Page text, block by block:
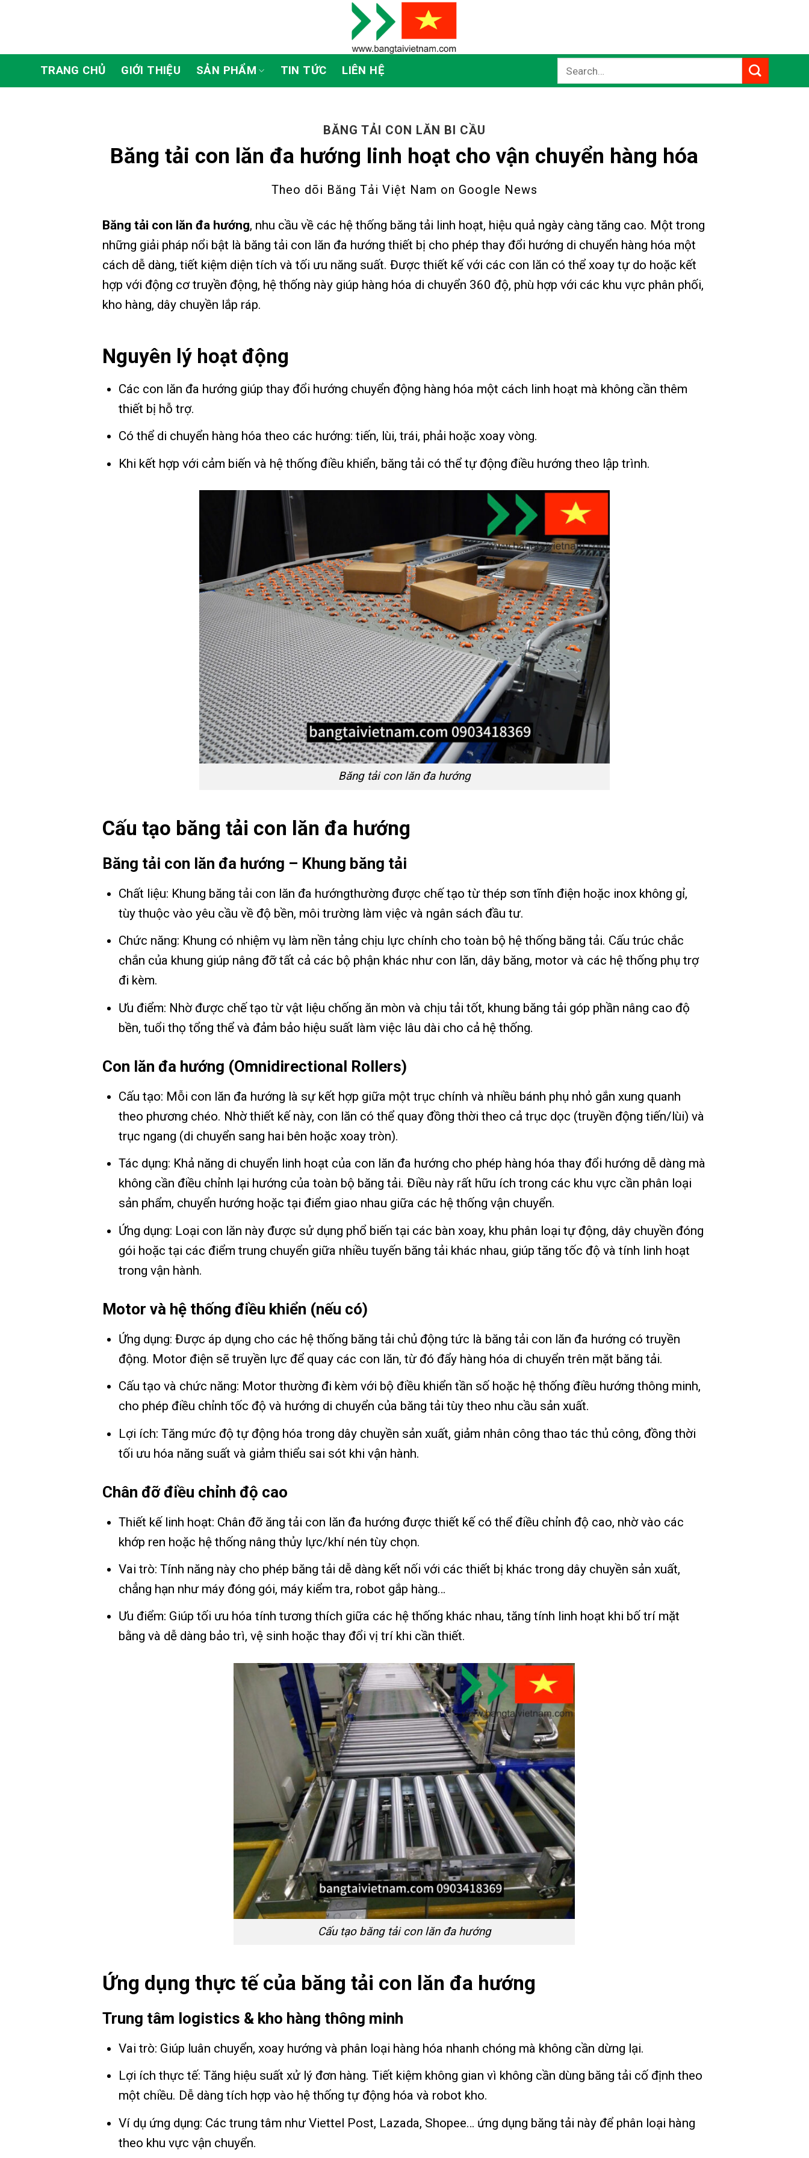
TRANG CHỦ GIỚI THIỆU SẢN PHẨM TIN TỨC LIÊN HỆ
Search
BĂNG TẢI CON LĂN BI CẦU
Băng tải con lăn đa hướng linh hoạt cho vận chuyển hàng hóa
Theo dõi Băng Tải Việt Nam on Google News
Băng tải con lăn đa hướng, nhu cầu về các hệ thống băng tải linh hoạt, hiệu quả ngày càng tăng cao. Một trong
những giải pháp nổi bật là băng tải con lăn đa hướng thiết bị cho phép thay đổi hướng di chuyển hàng hóa một
cách dễ dàng, tiết kiệm diện tích và tối ưu năng suất. Được thiết kế với các con lăn có thể xoay tự do hoặc kết
hợp với động cơ truyền động, hệ thống này giúp hàng hóa di chuyển 360 độ, phù hợp với các khu vực phân phối,
kho hàng, dây chuyền lắp ráp.
Nguyên lý hoạt động
Các con lăn đa hướng giúp thay đổi hướng chuyển động hàng hóa một cách linh hoạt mà không cần thêm
thiết bị hỗ trợ.
Có thể di chuyển hàng hóa theo các hướng: tiến, lùi, trái, phải hoặc xoay vòng.
Khi kết hợp với cảm biến và hệ thống điều khiển, băng tải có thể tự động điều hướng theo lập trình.
Băng tải con lăn đa hướng
Cấu tạo băng tải con lăn đa hướng
Băng tải con lăn đa hướng – Khung băng tải
Chất liệu: Khung băng tải con lăn đa hướngthường được chế tạo từ thép sơn tĩnh điện hoặc inox không gỉ,
tùy thuộc vào yêu cầu về độ bền, môi trường làm việc và ngân sách đầu tư.
Chức năng: Khung có nhiệm vụ làm nền tảng chịu lực chính cho toàn bộ hệ thống băng tải. Cấu trúc chắc
chắn của khung giúp nâng đỡ tất cả các bộ phận khác như con lăn, dây băng, motor và các hệ thống phụ trợ
đi kèm.
Ưu điểm: Nhờ được chế tạo từ vật liệu chống ăn mòn và chịu tải tốt, khung băng tải góp phần nâng cao độ
bền, tuổi thọ tổng thể và đảm bảo hiệu suất làm việc lâu dài cho cả hệ thống.
Con lăn đa hướng (Omnidirectional Rollers)
Cấu tạo: Mỗi con lăn đa hướng là sự kết hợp giữa một trục chính và nhiều bánh phụ nhỏ gắn xung quanh
theo phương chéo. Nhờ thiết kế này, con lăn có thể quay đồng thời theo cả trục dọc (truyền động tiến/lùi) và
trục ngang (di chuyển sang hai bên hoặc xoay tròn).
Tác dụng: Khả năng di chuyển linh hoạt của con lăn đa hướng cho phép hàng hóa thay đổi hướng dễ dàng mà
không cần điều chỉnh lại hướng của toàn bộ băng tải. Điều này rất hữu ích trong các khu vực cần phân loại
sản phẩm, chuyển hướng hoặc tại điểm giao nhau giữa các hệ thống vận chuyển.
Ứng dụng: Loại con lăn này được sử dụng phổ biến tại các bàn xoay, khu phân loại tự động, dây chuyền đóng
gói hoặc tại các điểm trung chuyển giữa nhiều tuyến băng tải khác nhau, giúp tăng tốc độ và tính linh hoạt
trong vận hành.
Motor và hệ thống điều khiển (nếu có)
Ứng dụng: Được áp dụng cho các hệ thống băng tải chủ động tức là băng tải con lăn đa hướng có truyền
động. Motor điện sẽ truyền lực để quay các con lăn, từ đó đẩy hàng hóa di chuyển trên mặt băng tải.
Cấu tạo và chức năng: Motor thường đi kèm với bộ điều khiển tần số hoặc hệ thống điều hướng thông minh,
cho phép điều chỉnh tốc độ và hướng di chuyển của băng tải tùy theo nhu cầu sản xuất.
Lợi ích: Tăng mức độ tự động hóa trong dây chuyền sản xuất, giảm nhân công thao tác thủ công, đồng thời
tối ưu hóa năng suất và giảm thiểu sai sót khi vận hành.
Chân đỡ điều chỉnh độ cao
Thiết kế linh hoạt: Chân đỡ ăng tải con lăn đa hướng được thiết kế có thể điều chỉnh độ cao, nhờ vào các
khớp ren hoặc hệ thống nâng thủy lực/khí nén tùy chọn.
Vai trò: Tính năng này cho phép băng tải dễ dàng kết nối với các thiết bị khác trong dây chuyền sản xuất,
chẳng hạn như máy đóng gói, máy kiểm tra, robot gắp hàng…
Ưu điểm: Giúp tối ưu hóa tính tương thích giữa các hệ thống khác nhau, tăng tính linh hoạt khi bố trí mặt
bằng và dễ dàng bảo trì, vệ sinh hoặc thay đổi vị trí khi cần thiết.
Cấu tạo băng tải con lăn đa hướng
Ứng dụng thực tế của băng tải con lăn đa hướng
Trung tâm logistics & kho hàng thông minh
Vai trò: Giúp luân chuyển, xoay hướng và phân loại hàng hóa nhanh chóng mà không cần dừng lại.
Lợi ích thực tế: Tăng hiệu suất xử lý đơn hàng. Tiết kiệm không gian vì không cần dùng băng tải cố định theo
một chiều. Dễ dàng tích hợp vào hệ thống tự động hóa và robot kho.
Ví dụ ứng dụng: Các trung tâm như Viettel Post, Lazada, Shopee… ứng dụng băng tải này để phân loại hàng
theo khu vực vận chuyển.